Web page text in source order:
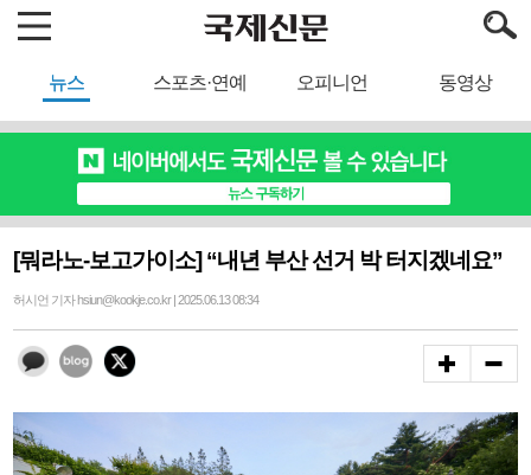
뉴스 스포츠·연예 오피니언 동영상
[뭐라노-보고가이소] “내년 부산 선거 박 터지겠네요”
허시언 기자 hsiun@kookje.co.kr | 2025.06.13 08:34